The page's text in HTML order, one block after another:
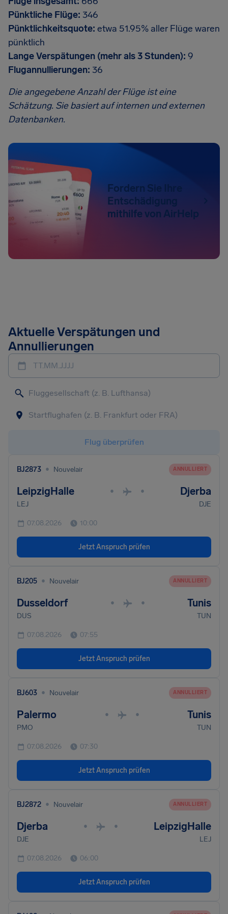
Pünktliche Flüge: 346
Pünktlichkeitsquote: etwa 51.95% aller Flüge waren
pünktlich
Lange Verspätungen (mehr als 3 Stunden): 9
Flugannullierungen: 36
Die angegebene Anzahl der Flüge ist eine
Schätzung. Sie basiert auf internen und externen
Datenbanken.
Fordern Sie Ihre
Entschädigung
mithilfe von AirHelp
Aktuelle Verspätungen und
Annullierungen
TT.MM.JJJJ
Flug überprüfen
BJ2873 • Nouvelair ANNULLIERT
LeipzigHalle • • Djerba
LEJ DJE
07.08.2026 10:00
Jetzt Anspruch prüfen
BJ205 • Nouvelair ANNULLIERT
Dusseldorf • • Tunis
DUS TUN
07.08.2026 07:55
Jetzt Anspruch prüfen
BJ603 • Nouvelair ANNULLIERT
Palermo • • Tunis
PMO TUN
07.08.2026 07:30
Jetzt Anspruch prüfen
BJ2872 • Nouvelair ANNULLIERT
Djerba • • LeipzigHalle
DJE LEJ
07.08.2026 06:00
Jetzt Anspruch prüfen